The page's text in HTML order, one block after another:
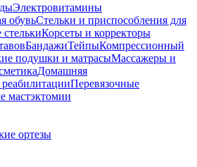
Электровитамины
обувьСтельки и приспособления для
Корсеты и корректоры
БандажиТейпыКомпрессионный
подушки и матрасыМассажеры и
Домашняя
Перевязочные
мастэктомии
ортезы